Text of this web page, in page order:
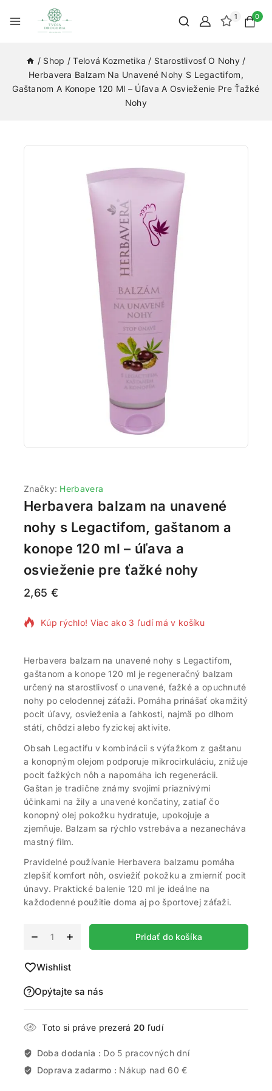
1 0
/ Shop / Telová Kozmetika / Starostlivosť O Nohy /
Herbavera Balzam Na Unavené Nohy S Legactifom,
Gaštanom A Konope 120 Ml – Úľava A Osvieženie Pre Ťažké
Nohy
Značky: Herbavera
Herbavera balzam na unavené
nohy s Legactifom, gaštanom a
konope 120 ml – úľava a
osvieženie pre ťažké nohy
2,65 €
9 produktov predaných za posledných 3 hodín
Kúp rýchlo! Viac ako 3 ľudí má v košíku
Herbavera balzam na unavené nohy s Legactifom,
gaštanom a konope 120 ml je regeneračný balzam
určený na starostlivosť o unavené, ťažké a opuchnuté
nohy po celodennej záťaži. Pomáha prinášať okamžitý
pocit úľavy, osvieženia a ľahkosti, najmä po dlhom
státí, chôdzi alebo fyzickej aktivite.
Obsah Legactifu v kombinácii s výťažkom z gaštanu
a konopným olejom podporuje mikrocirkuláciu, znižuje
pocit ťažkých nôh a napomáha ich regenerácii.
Gaštan je tradične známy svojimi priaznivými
účinkami na žily a unavené končatiny, zatiaľ čo
konopný olej pokožku hydratuje, upokojuje a
zjemňuje. Balzam sa rýchlo vstrebáva a nezanecháva
mastný film.
Pravidelné používanie Herbavera balzamu pomáha
zlepšiť komfort nôh, osviežiť pokožku a zmierniť pocit
únavy. Praktické balenie 120 ml je ideálne na
každodenné použitie doma aj po športovej záťaži.
Pridať do košíka
Wishlist
Opýtajte sa nás
Toto si práve prezerá 20 ľudí
Doba dodania : Do 5 pracovných dní
Doprava zadarmo : Nákup nad 60 €